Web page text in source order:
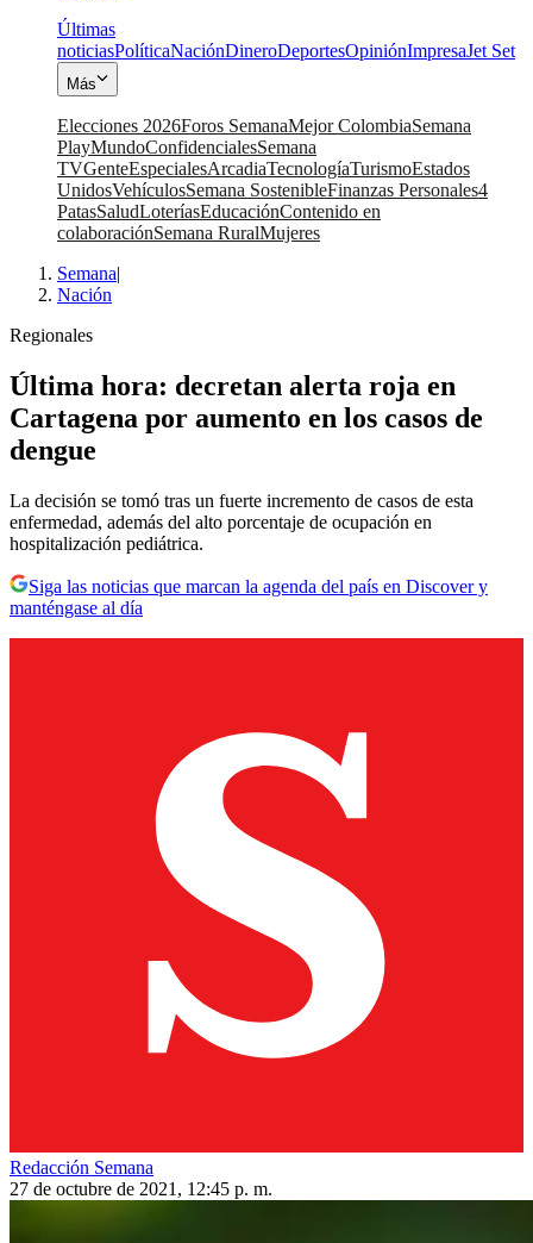
Últimas
noticiasPolíticaNaciónDineroDeportesOpiniónImpresaJet Set
Más
Elecciones 2026Foros SemanaMejor ColombiaSemana
PlayMundoConfidencialesSemana
TVGenteEspecialesArcadiaTecnologíaTurismoEstados
UnidosVehículosSemana SostenibleFinanzas Personales4
PatasSaludLoteríasEducaciónContenido en
colaboraciónSemana RuralMujeres
Semana|
Nación
Regionales
Última hora: decretan alerta roja en
Cartagena por aumento en los casos de
dengue
La decisión se tomó tras un fuerte incremento de casos de esta
enfermedad, además del alto porcentaje de ocupación en
hospitalización pediátrica.
Siga las noticias que marcan la agenda del país en Discover y
manténgase al día
Redacción Semana
27 de octubre de 2021, 12:45 p. m.